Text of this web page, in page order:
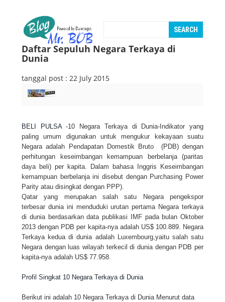
Daftar Sepuluh Negara Terkaya di
Dunia
tanggal post : 22 July 2015
BELI PULSA-10 Negara Terkaya di Dunia-Indikator yang
paling umum digunakan untuk mengukur kekayaan suatu
Negara adalah Pendapatan Domestik Bruto (PDB) dengan
perhitungan keseimbangan kemampuan berbelanja (paritas
daya beli) per kapita. Dalam bahasa Inggris Keseimbangan
kemampuan berbelanja ini disebut dengan Purchasing Power
Parity atau disingkat dengan PPP).
Qatar yang merupakan salah satu Negara pengekspor
terbesar dunia ini menduduki urutan pertama Negara terkaya
di dunia berdasarkan data publikasi IMF pada bulan Oktober
2013 dengan PDB per kapita-nya adalah US$ 100.889. Negara
Terkaya kedua di dunia adalah Luxembourg,yaitu salah satu
Negara dengan luas wilayah terkecil di dunia dengan PDB per
kapita-nya adalah US$ 77.958.
Profil Singkat 10 Negara Terkaya di Dunia
Berikut ini adalah 10 Negara Terkaya di Dunia Menurut data